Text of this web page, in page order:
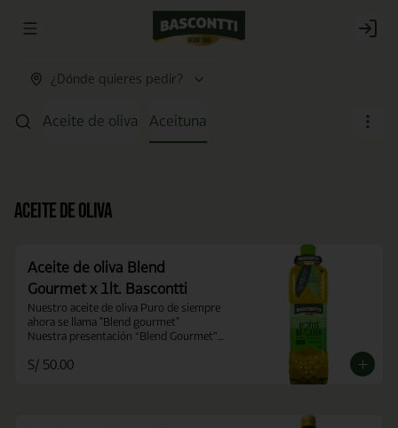
Abrir menu de navegación Login
¿Dónde quieres pedir?
Aceite de oliva Aceituna
Aceite de oliva
Aceite de oliva Blend
Gourmet x 1lt. Bascontti
Nuestro aceite de oliva Puro de siempre
ahora se llama "Blend gourmet"
Nuestra presentación “Blend Gourmet”
aceite que conocías como Aceite de
S/ 50.00